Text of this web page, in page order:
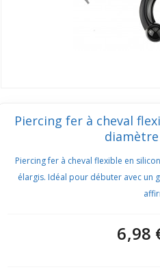
Piercing fer à cheval
Piercing fer à cheval flexible en
élargis. Idéal pour débuter avec un
6,98